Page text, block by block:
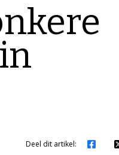
Deel dit artikel: